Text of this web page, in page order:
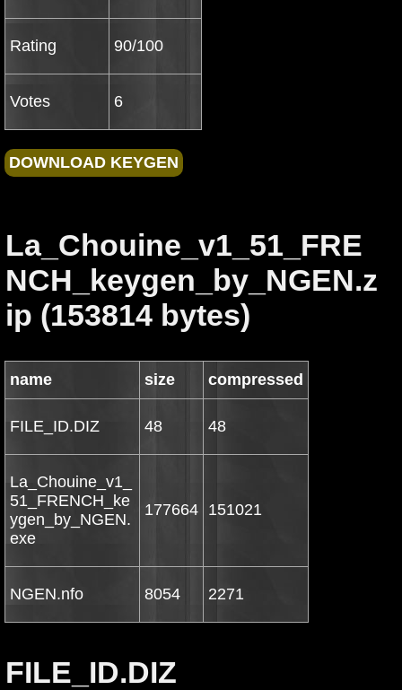
Rating 90/100
Votes 6
La_Chouine_v1_51_FRE
NCH_keygen_by_NGEN.z
ip (153814 bytes)
name size compressed
FILE_ID.DIZ 48 48
La_Chouine_v1_
51_FRENCH_ke
ygen_by_NGEN.
exe
177664 151021
NGEN.nfo 8054 2271
FILE_ID.DIZ